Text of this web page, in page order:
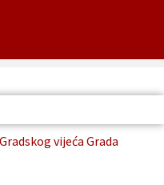
vijeća Grada